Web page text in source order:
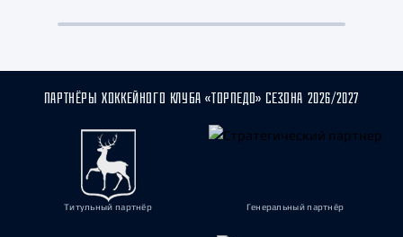
ПАРТНЁРЫ ХОККЕЙНОГО КЛУБА «ТОРПЕДО» СЕЗОНА 2026/2027
Титульный партнёр Генеральный партнёр